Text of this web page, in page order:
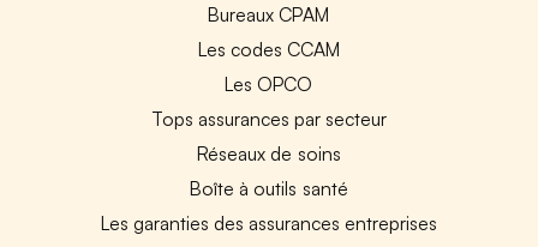
Bureaux CPAM
Les codes CCAM
Les OPCO
Tops assurances par secteur
Réseaux de soins
Boîte à outils santé
Les garanties des assurances entreprises